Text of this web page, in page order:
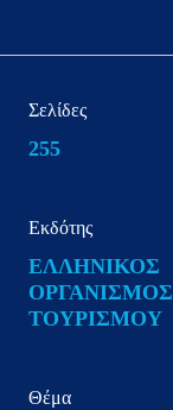
Σελίδες
255
Εκδότης
ΕΛΛΗΝΙΚΟΣ
ΟΡΓΑΝΙΣΜΟΣ
ΤΟΥΡΙΣΜΟΥ
Θέμα